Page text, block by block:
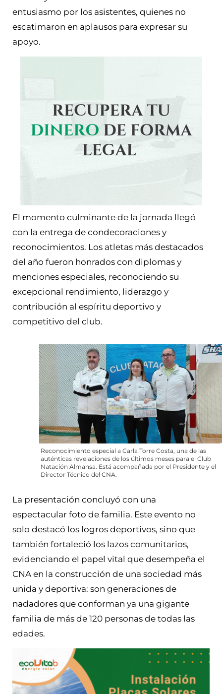
entusiasmo por los asistentes, quienes no
escatimaron en aplausos para expresar su
apoyo.
El momento culminante de la jornada llegó
con la entrega de condecoraciones y
reconocimientos. Los atletas más destacados
del año fueron honrados con diplomas y
menciones especiales, reconociendo su
excepcional rendimiento, liderazgo y
contribución al espíritu deportivo y
competitivo del club.
Reconocimiento especial a Carla Torre Costa, una de las
auténticas revelaciones de los últimos meses para el Club
Natación Almansa. Está acompañada por el Presidente y el
Director Técnico del CNA.
La presentación concluyó con una
espectacular foto de familia. Este evento no
solo destacó los logros deportivos, sino que
también fortaleció los lazos comunitarios,
evidenciando el papel vital que desempeña el
CNA en la construcción de una sociedad más
unida y deportiva: son generaciones de
nadadores que conforman ya una gigante
familia de más de 120 personas de todas las
edades.